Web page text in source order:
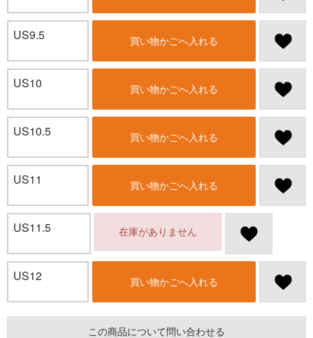
US9.5 買い物かごへ入れる
US10 買い物かごへ入れる
US10.5 買い物かごへ入れる
US11 買い物かごへ入れる
US11.5 在庫がありません
US12 買い物かごへ入れる
この商品について問い合わせる